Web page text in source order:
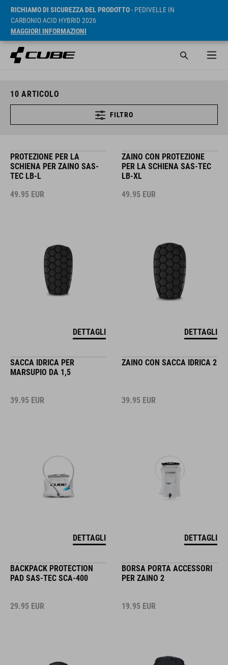
RICHIAMO DI SICUREZZA DEL PRODOTTO- PEDIVELLE IN
CARBONIO ACID HYBRID 2026
MAGGIORI INFORMAZIONI
10 ARTICOLO
FILTRO
PROTEZIONE PER LA
SCHIENA PER ZAINO SAS-
TEC LB-L
49.95 EUR
DETTAGLI
ZAINO CON PROTEZIONE
PER LA SCHIENA SAS-TEC
LB-XL
49.95 EUR
DETTAGLI
SACCA IDRICA PER
MARSUPIO DA 1,5
39.95 EUR
DETTAGLI
ZAINO CON SACCA IDRICA 2
39.95 EUR
DETTAGLI
BACKPACK PROTECTION
PAD SAS-TEC SCA-400
29.95 EUR
BORSA PORTA ACCESSORI
PER ZAINO 2
19.95 EUR